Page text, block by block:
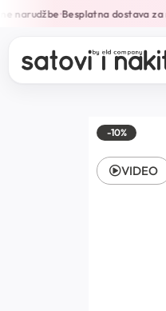
narudžbe•Besplatna dostava za
-10%
VIDEO